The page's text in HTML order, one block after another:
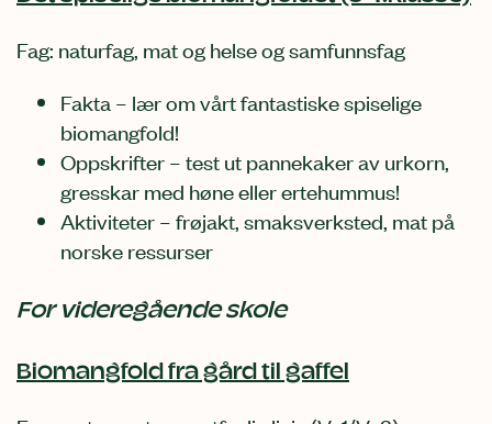
Fag: naturfag, mat og helse og samfunnsfag
Fakta – lær om vårt fantastiske spiselige
biomangfold!
Oppskrifter – test ut pannekaker av urkorn,
gresskar med høne eller ertehummus!
Aktiviteter – frøjakt, smaksverksted, mat på
norske ressurser
For videregående skole
Biomangfold fra gård til gaffel